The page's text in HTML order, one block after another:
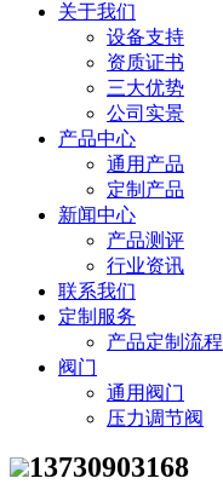
关于我们
设备支持
资质证书
三大优势
公司实景
产品中心
通用产品
定制产品
新闻中心
产品测评
行业资讯
联系我们
定制服务
产品定制流程
阀门
通用阀门
压力调节阀
13730903168